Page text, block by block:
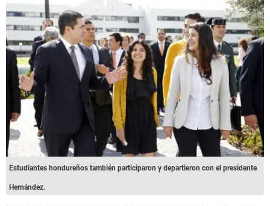
Estudiantes hondureños también participaron y departieron con el presidente
Hernández.